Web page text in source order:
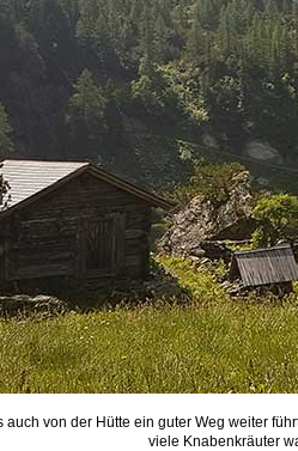
auch von der Hütte ein guter Weg weiter
viele Knabenkräuter